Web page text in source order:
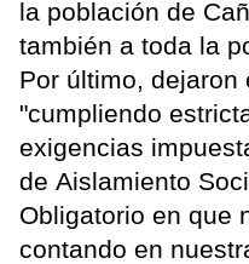
la población de
también a toda la
Por último, dejaron
"cumpliendo
exigencias
de Aislamiento
Obligatorio en que
contando en